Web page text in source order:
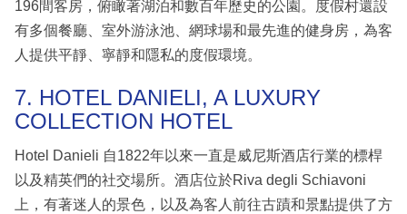
196間客房，俯瞰著湖泊和數百年歷史的公園。度假村還設
有多個餐廳、室外游泳池、網球場和最先進的健身房，為客
人提供平靜、寧靜和隱私的度假環境。
7. HOTEL DANIELI, A LUXURY
COLLECTION HOTEL
Hotel Danieli 自1822年以來一直是威尼斯酒店行業的標桿
以及精英們的社交場所。酒店位於Riva degli Schiavoni
上，有著迷人的景色，以及為客人前往古蹟和景點提供了方